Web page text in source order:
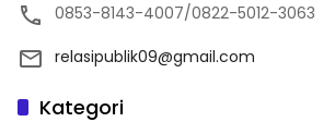
0853-8143-4007/0822-5012-3063
relasipublik09@gmail.com
Kategori